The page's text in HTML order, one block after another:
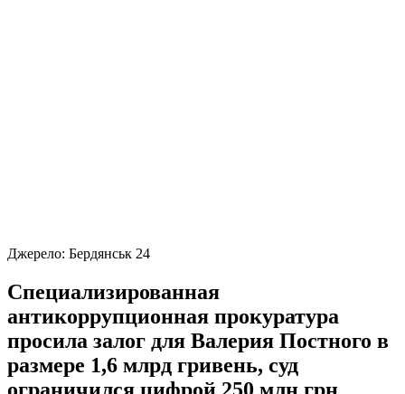
Джерело: Бердянськ 24
Специализированная
антикоррупционная прокуратура
просила залог для Валерия Постного в
размере 1,6 млрд гривень, суд
ограничился цифрой 250 млн грн